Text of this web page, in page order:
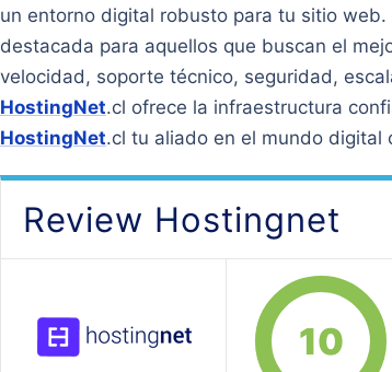
un entorno digital robusto para tu sitio web.
destacada para aquellos que buscan el
velocidad, soporte técnico, seguridad,
HostingNet.cl ofrece la infraestructura
HostingNet.cl tu aliado en el mundo digital
Review Hostingnet
10